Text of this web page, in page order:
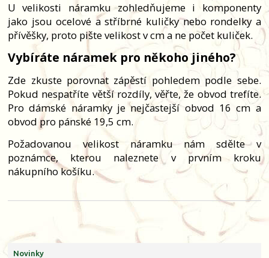
Novinky
U velikosti náramku zohledňujeme i komponenty
jako jsou ocelové a stříbrné kuličky nebo rondelky a
přívěšky, proto pište velikost v cm a ne počet kuliček.
Vybíráte náramek pro někoho jiného?
Zde zkuste porovnat zápěstí pohledem podle sebe.
Pokud nespatříte větší rozdíly, věřte, že obvod trefíte.
Pro dámské náramky je nejčastejší obvod 16 cm a
obvod pro pánské 19,5 cm.
Požadovanou velikost náramku nám sdělte v
poznámce, kterou naleznete v prvním kroku
nákupního košíku.